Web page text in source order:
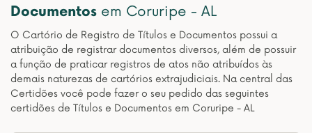
Documentos em Coruripe - AL
O Cartório de Registro de Títulos e Documentos possui a
atribuição de registrar documentos diversos, além de possuir
a função de praticar registros de atos não atribuídos às
demais naturezas de cartórios extrajudiciais. Na central das
Certidões você pode fazer o seu pedido das seguintes
certidões de Títulos e Documentos em Coruripe - AL